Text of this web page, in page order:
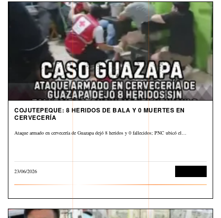
COJUTEPEQUE: 8 HERIDOS DE BALA Y 0 MUERTES EN
CERVECERÍA
Ataque armado en cervecería de Guazapa dejó 8 heridos y 0 fallecidos; PNC ubicó el…
23/06/2026